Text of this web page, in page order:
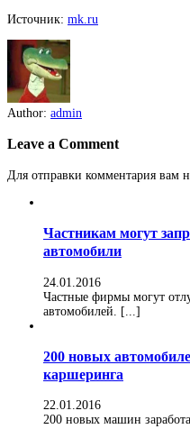
Источник: mk.ru
Author: admin
Leave a Comment
Для отправки комментария вам
Частникам могут
автомобили
24.01.2016
Частные фирмы могут
автомобилей. [...]
200 новых
каршеринга
22.01.2016
200 новых машин